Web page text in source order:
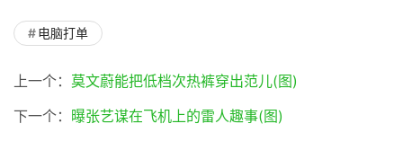
电脑打单
上一个： 莫文蔚能把低档次热裤穿出范儿(图)
下一个： 曝张艺谋在飞机上的雷人趣事(图)